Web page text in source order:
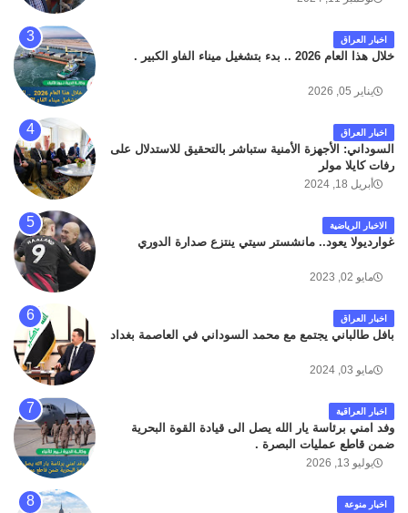
كان سبب الحادث يعود لتصادم عجلته مع عجلة نوع كيا بنكو
تابعة لشركة الهلال الماسكة لإعمار مطار البصرة الدولي .
سائلين الله عز وجل ان يتغمد الفقيد بواسع رحمته ، و انا
اخبار العراق
خلال هذا العام 2026 .. بدء بتشغيل ميناء الفاو الكبير .
يناير 05, 2026
اخبار العراق
السوداني: الأجهزة الأمنية ستباشر بالتحقيق للاستدلال على
رفات كايلا مولر
أبريل 18, 2024
الاخبار الرياضية
غوارديولا يعود.. مانشستر سيتي ينتزع صدارة الدوري
مايو 02, 2023
اخبار العراق
بافل طالباني يجتمع مع محمد السوداني في العاصمة بغداد
مايو 03, 2024
اخبار العراقية
وفد امني برئاسة يار الله يصل الى قيادة القوة البحرية
ضمن قاطع عمليات البصرة .
يوليو 13, 2026
اخبار منوعة